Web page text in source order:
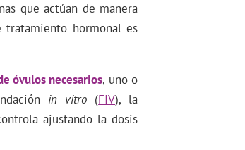
que actúan de manera
hormonal es
óvulos necesarios, uno o
in vitro (FIV), la
ajustando la dosis